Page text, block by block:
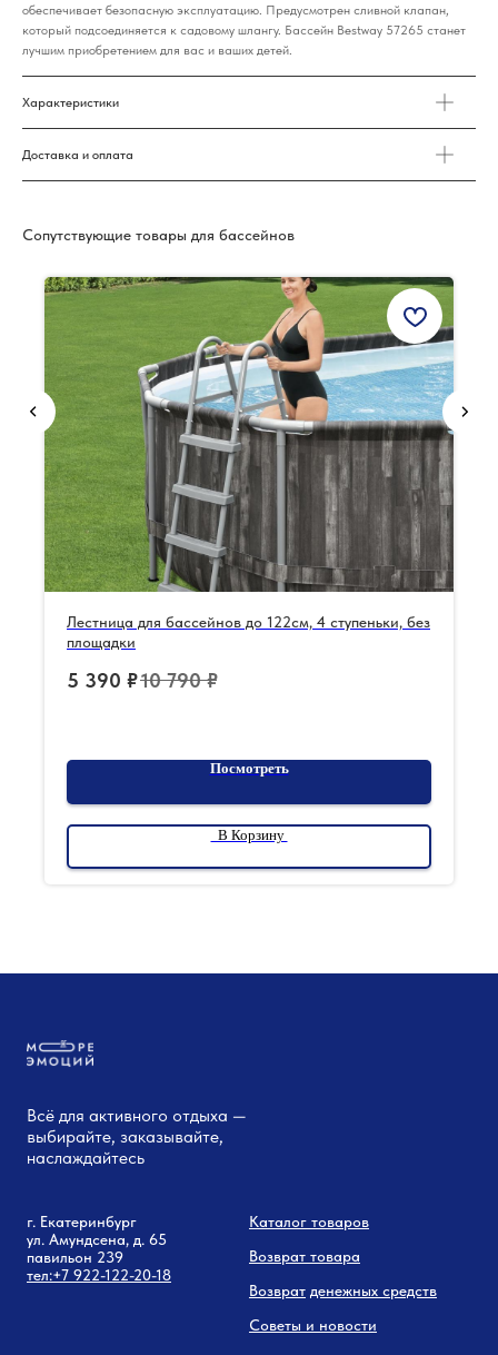
обеспечивает безопасную эксплуатацию. Предусмотрен сливной клапан,
который подсоединяется к садовому шлангу. Бассейн Bestway 57265 станет
лучшим приобретением для вас и ваших детей.
Характеристики
Доставка и оплата
Сопутствующие товары для бассейнов
Лестница для бассейнов до 122см, 4 ступеньки, без
площадки
5 390 ₽10 790 ₽
Посмотреть
В Корзину
Всё для активного отдыха —
выбирайте, заказывайте,
наслаждайтесь
г. Екатеринбург
ул. Амундсена, д. 65
павильон 239
тел:+7 922-122-20-18
Каталог товаров
Возврат товара
Возврат денежных средств
Советы и новости